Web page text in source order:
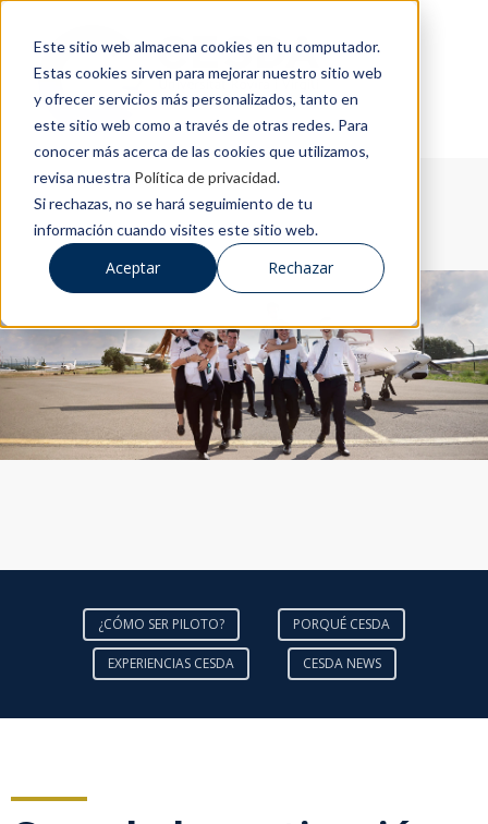
Este sitio web almacena cookies en tu computador.
Estas cookies sirven para mejorar nuestro sitio web
y ofrecer servicios más personalizados, tanto en
este sitio web como a través de otras redes. Para
conocer más acerca de las cookies que utilizamos,
revisa nuestra Política de privacidad.
Si rechazas, no se hará seguimiento de tu
información cuando visites este sitio web.
Aceptar Rechazar
¿CÓMO SER PILOTO? PORQUÉ CESDA
EXPERIENCIAS CESDA CESDA NEWS